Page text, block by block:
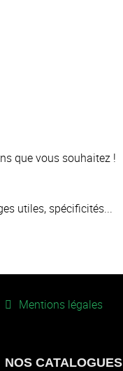
que vous souhaitez !
utiles, spécificités...
Mentions légales
NOS CATALOGUES